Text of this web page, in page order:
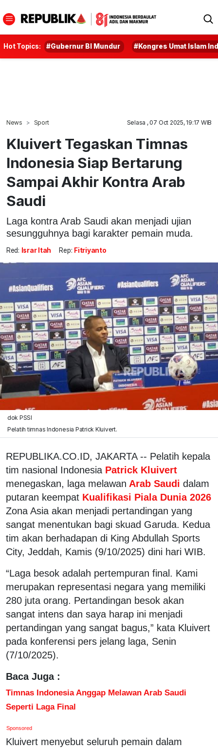
Hot Topics: #Gubernur BI Mundur #Kongres Umat Islam
News Sport Selasa , 07 Oct 2025, 19:17 WIB
Kluivert Tegaskan Timnas
Indonesia Siap Bertarung
Sampai Akhir Kontra Arab
Saudi
Laga kontra Arab Saudi akan menjadi ujian
sesungguhnya bagi karakter pemain muda.
Red: Israr Itah Rep: Fitriyanto
dok PSSI
Pelatih timnas Indonesia Patrick Kluivert.
REPUBLIKA.CO.ID, JAKARTA -- Pelatih kepala
tim nasional Indonesia Patrick Kluivert
menegaskan, laga melawan Arab Saudi dalam
putaran keempat Kualifikasi Piala Dunia 2026
Zona Asia akan menjadi pertandingan yang
sangat menentukan bagi skuad Garuda. Kedua
tim akan berhadapan di King Abdullah Sports
City, Jeddah, Kamis (9/10/2025) dini hari WIB.
“Laga besok adalah pertempuran final. Kami
merupakan representasi negara yang memiliki
280 juta orang. Pertandingan besok akan
sangat intens dan saya harap ini menjadi
pertandingan yang sangat bagus,” kata Kluivert
pada konferensi pers jelang laga, Senin
(7/10/2025).
Baca Juga :
Timnas Indonesia Anggap Melawan Arab Saudi
Seperti Laga Final
Sponsored
Kluivert menyebut seluruh pemain dalam